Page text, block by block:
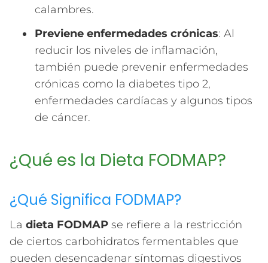
calambres.
Previene enfermedades crónicas: Al
reducir los niveles de inflamación,
también puede prevenir enfermedades
crónicas como la diabetes tipo 2,
enfermedades cardíacas y algunos tipos
de cáncer.
¿Qué es la Dieta FODMAP?
¿Qué Significa FODMAP?
La dieta FODMAP se refiere a la restricción
de ciertos carbohidratos fermentables que
pueden desencadenar síntomas digestivos